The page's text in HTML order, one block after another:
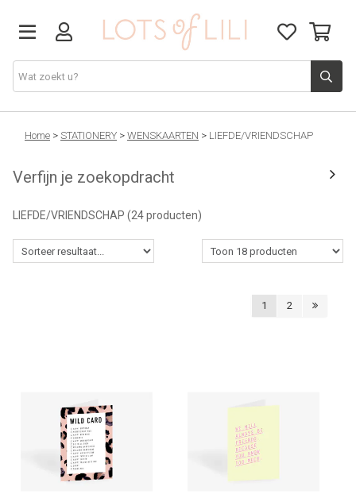
VADERDAG
SOLDEN
GIFT STUDIO
AGENDA'S 2026
STATIONERY
WELNESS
Home > STATIONERY > WENSKAARTEN > LIEFDE/VRIENDSCHAP
Verfijn je zoekopdracht
LIEFDE/VRIENDSCHAP (24 producten)
1 2